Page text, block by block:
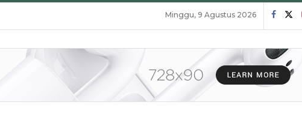
Minggu, 9 Agustus 2026